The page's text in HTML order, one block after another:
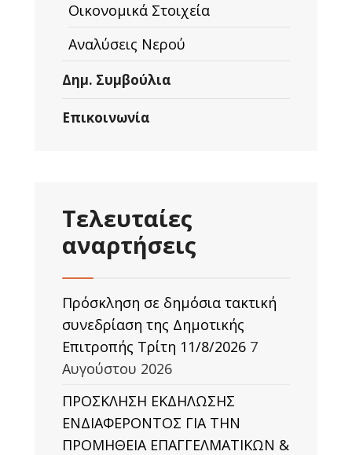
Οικονομικά Στοιχεία
Αναλύσεις Νερού
Δημ. Συμβούλια
Επικοινωνία
Τελευταίες
αναρτήσεις
Πρόσκληση σε δημόσια τακτική
συνεδρίαση της Δημοτικής
Επιτροπής Τρίτη 11/8/2026 7
Αυγούστου 2026
ΠΡΟΣΚΛΗΣΗ ΕΚΔΗΛΩΣΗΣ
ΕΝΔΙΑΦΕΡΟΝΤΟΣ ΓΙΑ ΤΗΝ
ΠΡΟΜΗΘΕΙΑ ΕΠΑΓΓΕΛΜΑΤΙΚΩΝ &